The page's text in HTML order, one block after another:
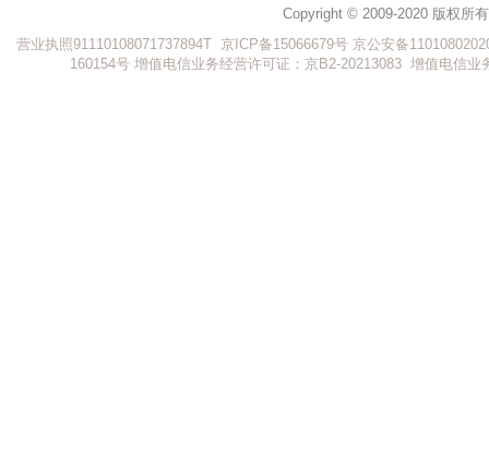
Copyright © 2009-2020 版权所
营业执照91110108071737894T 京ICP备15066679号 京公安备
160154号 增值电信业务经营许可证：京B2-20213083 增值电信业